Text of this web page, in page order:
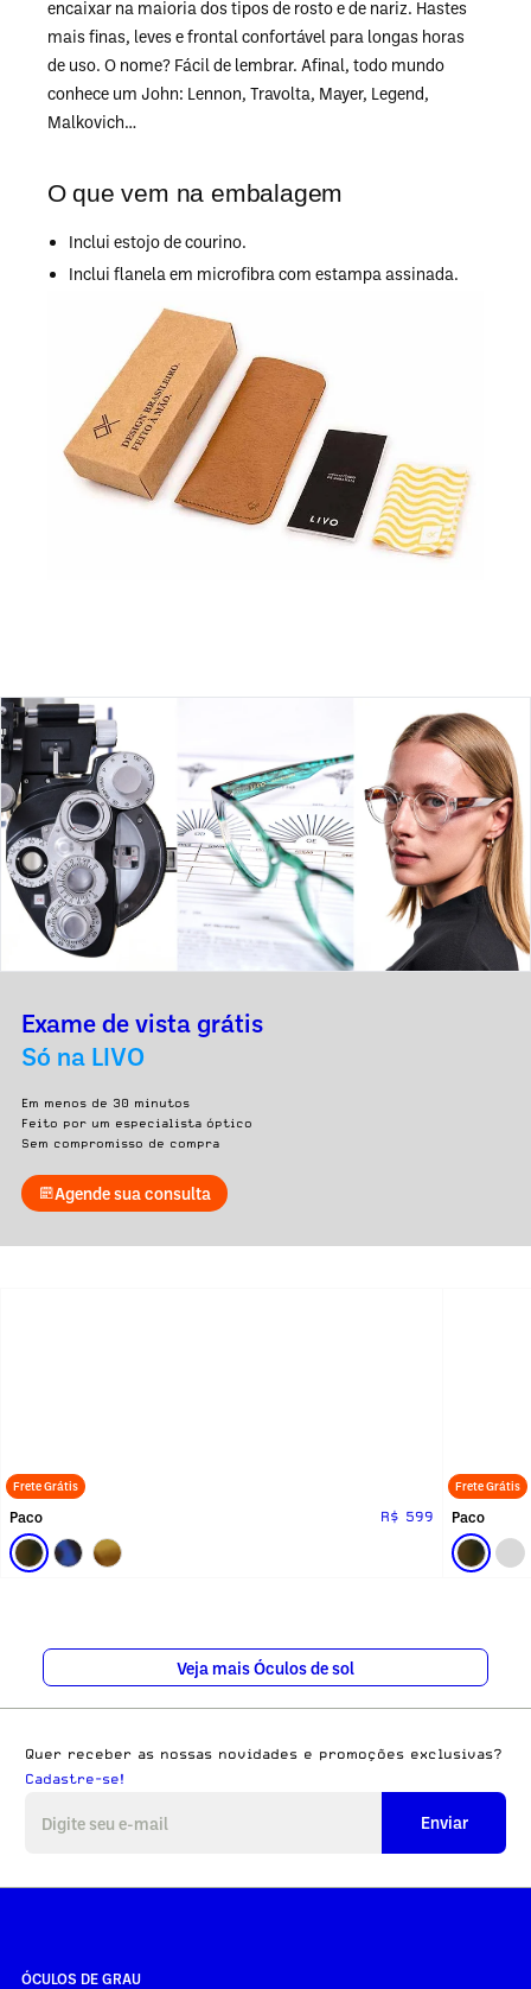
encaixar na maioria dos tipos de rosto e de nariz. Hastes
mais finas, leves e frontal confortável para longas horas
de uso. O nome? Fácil de lembrar. Afinal, todo mundo
conhece um John: Lennon, Travolta, Mayer, Legend,
Malkovich…
O que vem na embalagem
Inclui estojo de courino.
Inclui flanela em microfibra com estampa assinada.
Exame de vista grátis
Só na LIVO
Em menos de 30 minutos
Feito por um especialista óptico
Sem compromisso de compra
Agende sua consulta
Frete Grátis
Paco R$ 599
Frete Grátis
Paco
Veja mais Óculos de sol
Quer receber as nossas novidades e promoções exclusivas?
Cadastre-se!
Enviar
ÓCULOS DE GRAU